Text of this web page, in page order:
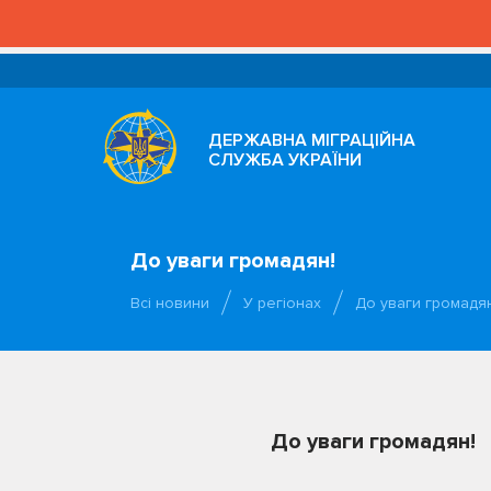
ДЕРЖАВНА МІГРАЦІЙНА
СЛУЖБА УКРАЇНИ
До уваги громадян!
Всі новини У регіонах До уваги
До уваги громадян!